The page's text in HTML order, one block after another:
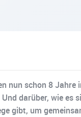
nun schon 8 Jahre
darüber, wie es
gibt, um